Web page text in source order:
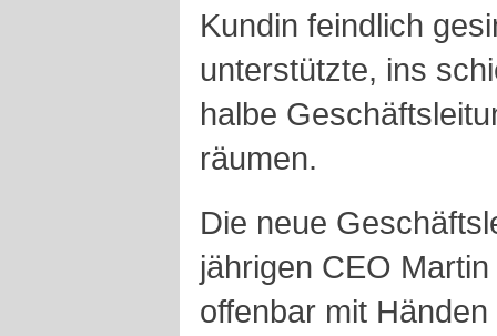
Kundin feindlich
unterstützte, ins
halbe
räumen.
Die neue
jährigen CEO
offenbar mit